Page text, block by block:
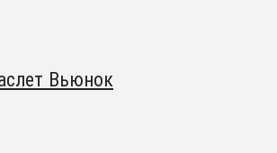
Вьюнок